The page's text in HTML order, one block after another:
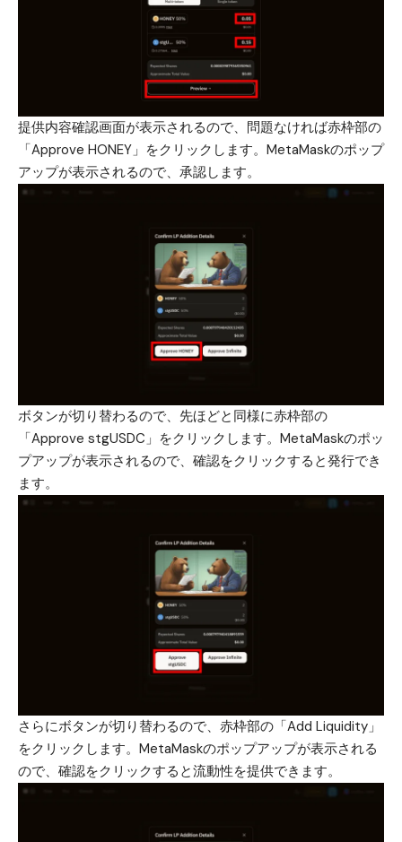
提供内容確認画面が表示されるので、問題なければ赤枠部の
「Approve HONEY」をクリックします。MetaMaskのポップ
アップが表示されるので、承認します。
ボタンが切り替わるので、先ほどと同様に赤枠部の
「Approve stgUSDC」をクリックします。MetaMaskのポッ
プアップが表示されるので、確認をクリックすると発行でき
ます。
さらにボタンが切り替わるので、赤枠部の「Add Liquidity」
をクリックします。MetaMaskのポップアップが表示される
ので、確認をクリックすると流動性を提供できます。